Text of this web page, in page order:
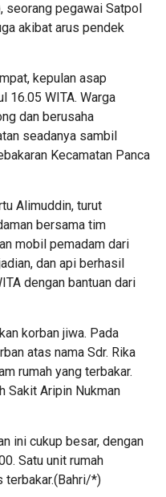
seorang pegawai Satpol
akibat arus pendek
kepulan asap
16.05 WITA. Warga
dan berusaha
seadanya sambil
Kecamatan Panca
Alimuddin, turut
bersama tim
mobil pemadam dari
dan api berhasil
dengan bantuan dari
korban jiwa. Pada
atas nama Sdr. Rika
rumah yang terbakar.
Sakit Aripin Nukman
ini cukup besar, dengan
Satu unit rumah
terbakar.(Bahri/*)